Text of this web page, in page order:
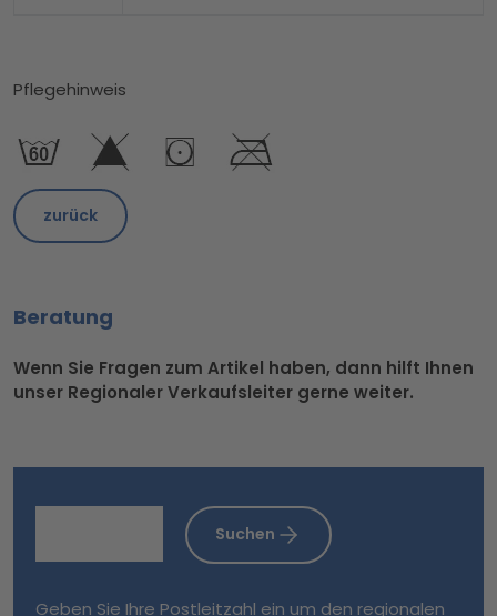
Pflegehinweis
zurück
Beratung
Wenn Sie Fragen zum Artikel haben, dann hilft Ihnen
unser Regionaler Verkaufsleiter gerne weiter.
Suchen
Geben Sie Ihre Postleitzahl ein um den regionalen